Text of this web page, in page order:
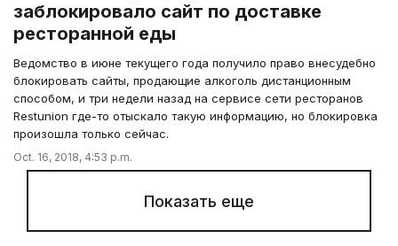
заблокировало сайт по доставке
ресторанной еды
Ведомство в июне текущего года получило право внесудебно
блокировать сайты, продающие алкоголь дистанционным
способом, и три недели назад на сервисе сети ресторанов
Restunion где-то отыскало такую информацию, но блокировка
произошла только сейчас.
Oct. 16, 2018, 4:53 p.m.
Показать еще